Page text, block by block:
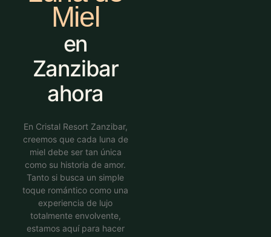
Miel
en
Zanzibar
ahora
En Cristal Resort Zanzibar,
creemos que cada luna de
miel debe ser tan única
como su historia de amor.
Tanto si busca un simple
toque romántico como una
experiencia de lujo
totalmente envolvente,
estamos aquí para hacer